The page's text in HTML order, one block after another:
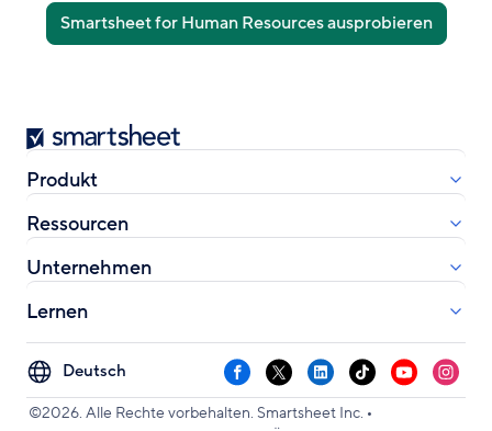
Smartsheet for Human Resources ausprobieren
Smartsheet
Produkt
Ressourcen
Unternehmen
Lernen
Select
your
language
Facebook
X LinkedInTikTokYouTube
©2026. Alle Rechte vorbehalten. Smartsheet Inc. •